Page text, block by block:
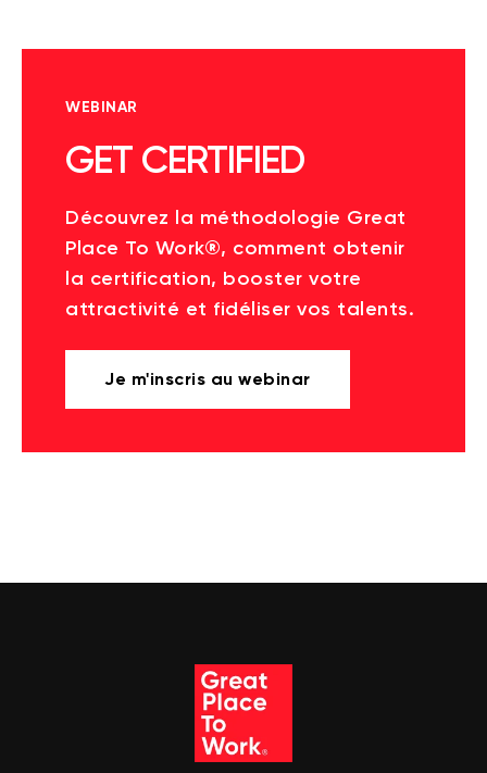
WEBINAR
GET CERTIFIED
Découvrez la méthodologie Great
Place To Work®, comment obtenir
la certification, booster votre
attractivité et fidéliser vos talents.
Je m'inscris au webinar